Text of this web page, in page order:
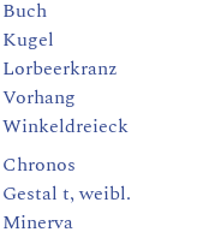
Buch
Kugel
Lorbeerkranz
Vorhang
Winkeldreieck
Chronos
Gestal t, weibl.
Minerva